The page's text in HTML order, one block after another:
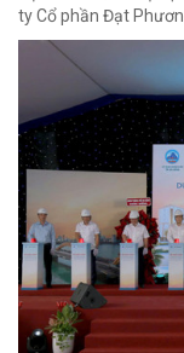
ty Cổ phần Đạt